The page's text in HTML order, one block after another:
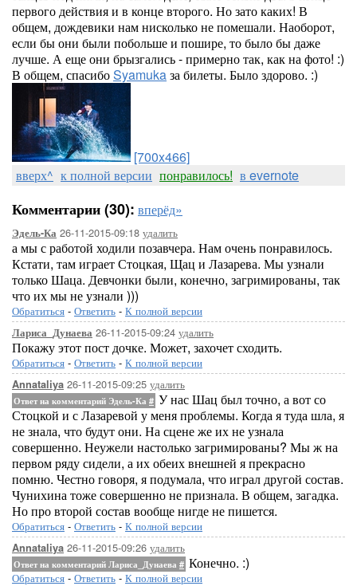
первого действия и в конце второго. Но зато каких! В
общем, дождевики нам нисколько не помешали. Наоборот,
если бы они были побольше и пошире, то было бы даже
лучше. А еще они брызгались - примерно так, как на фото! :)
В общем, спасибоSyamukaза билеты. Было здорово. :)
[700x466]
вверх^ к полной версии понравилось! в evernote
Комментарии (30): вперёд»
Эдель-Ка 26-11-2015-09:18 удалить
а мы с работой ходили позавчера. Нам очень понравилось.
Кстати, там играет Стоцкая, Щац и Лазарева. Мы узнали
только Шаца. Девчонки были, конечно, загримированы, так
что их мы не узнали )))
Обратиться - Ответить - К полной версии
Лариса_Дунаева 26-11-2015-09:24 удалить
Покажу этот пост дочке. Может, захочет сходить.
Обратиться - Ответить - К полной версии
Annataliya 26-11-2015-09:25 удалить
Ответ на комментарий Эдель-Ка # У нас Шац был точно, а вот со
Стоцкой и с Лазаревой у меня проблемы. Когда я туда шла, я
не знала, что будут они. На сцене же их не узнала
совершенно. Неужели настолько загримированы? Мы ж на
первом ряду сидели, а их обеих внешней я прекрасно
помню. Честно говоря, я подумала, что играл другой состав.
Чунихина тоже совершенно не признала. В общем, загадка.
Но про второй состав вообще нигде не пишется.
Обратиться - Ответить - К полной версии
Annataliya 26-11-2015-09:26 удалить
Ответ на комментарий Лариса_Дунаева # Конечно. :)
Обратиться - Ответить - К полной версии